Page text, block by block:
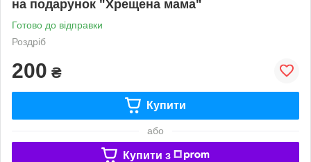
на подарунок "Хрещена мама"
Готово до відправки
Роздріб
200 ₴
Купити
або
Купити з